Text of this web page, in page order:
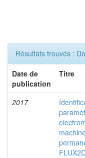
Résultats trouvés :
Date de
publication
Titre
2017